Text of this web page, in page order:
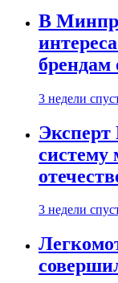
В
брендам
3 недели
систему
3 недели